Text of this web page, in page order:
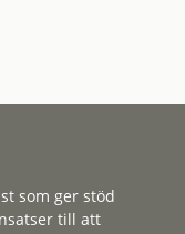
som ger stöd
till att